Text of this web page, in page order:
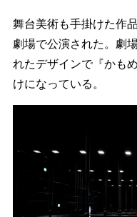
舞台美術も手掛けた作
劇場で公演された。劇
れたデザインで『かも
けになっている。